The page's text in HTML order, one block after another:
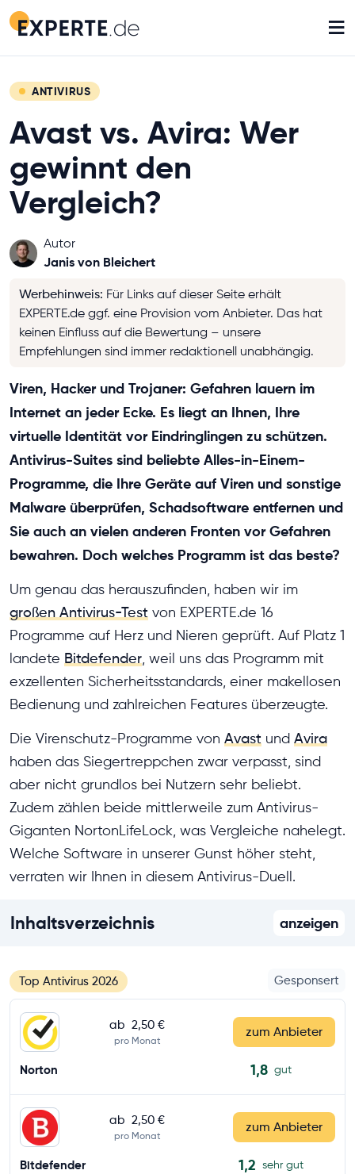
≡
ANTIVIRUS
Avast vs. Avira: Wer
gewinnt den
Vergleich?
Autor
Janis von Bleichert
Werbehinweis: Für Links auf dieser Seite erhält
EXPERTE.de ggf. eine Provision vom Anbieter. Das hat
keinen Einfluss auf die Bewertung – unsere
Empfehlungen sind immer redaktionell unabhängig.
Viren, Hacker und Trojaner: Gefahren lauern im
Internet an jeder Ecke. Es liegt an Ihnen, Ihre
virtuelle Identität vor Eindringlingen zu schützen.
Antivirus-Suites sind beliebte Alles-in-Einem-
Programme, die Ihre Geräte auf Viren und sonstige
Malware überprüfen, Schadsoftware entfernen und
Sie auch an vielen anderen Fronten vor Gefahren
bewahren. Doch welches Programm ist das beste?
Um genau das herauszufinden, haben wir im
großen Antivirus-Test von EXPERTE.de 16
Programme auf Herz und Nieren geprüft. Auf Platz 1
landete Bitdefender, weil uns das Programm mit
exzellenten Sicherheitsstandards, einer makellosen
Bedienung und zahlreichen Features überzeugte.
Die Virenschutz-Programme von Avast und Avira
haben das Siegertreppchen zwar verpasst, sind
aber nicht grundlos bei Nutzern sehr beliebt.
Zudem zählen beide mittlerweile zum Antivirus-
Giganten NortonLifeLock, was Vergleiche nahelegt.
Welche Software in unserer Gunst höher steht,
verraten wir Ihnen in diesem Antivirus-Duell.
Inhaltsverzeichnis anzeigen
Top Antivirus 2026 Gesponsert
ab 2,50 €
pro Monat
zum Anbieter
Norton 1,8 gut
ab 2,50 €
pro Monat
zum Anbieter
Bitdefender 1,2 sehr gut